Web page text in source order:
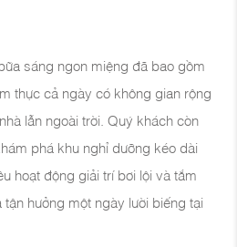
sáng ngon miệng đã bao gồm
thực cả ngày có không gian rộng
lẫn ngoài trời. Quý khách còn
phá khu nghỉ dưỡng kéo dài
hoạt động giải trí bơi lội và tắm
hưởng một ngày lười biếng tại